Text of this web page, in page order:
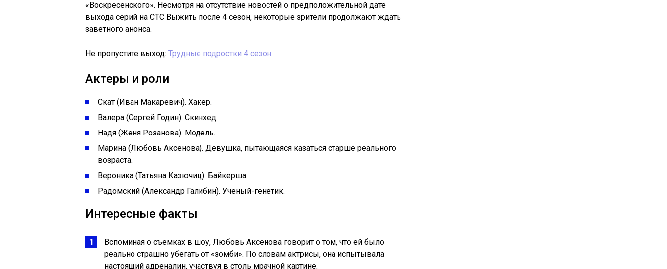
«Воскресенского». Несмотря на отсутствие новостей о предположительной дате
выхода серий на СТС Выжить после 4 сезон, некоторые зрители продолжают ждать
заветного анонса.
Не пропустите выход: Трудные подростки 4 сезон.
Актеры и роли
Скат (Иван Макаревич). Хакер.
Валера (Сергей Годин). Скинхед.
Надя (Женя Розанова). Модель.
Марина (Любовь Аксенова). Девушка, пытающаяся казаться старше реального
возраста.
Вероника (Татьяна Казючиц). Байкерша.
Радомский (Александр Галибин). Ученый-генетик.
Интересные факты
Вспоминая о съемках в шоу, Любовь Аксенова говорит о том, что ей было
реально страшно убегать от «зомби». По словам актрисы, она испытывала
настоящий адреналин, участвуя в столь мрачной картине.